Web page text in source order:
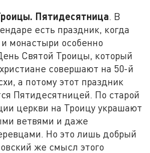
Пятидесятница. В
есть праздник, когда
монастыри особенно
Святой Троицы, который
совершают на 50-й
а потому этот праздник
Пятидесятницей. По старой
церкви на Троицу украшают
ветвями и даже
Но это лишь добрый
же смысл этого